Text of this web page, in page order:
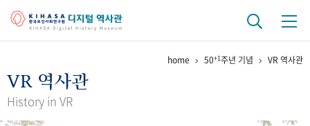
걸어온 길 기관 변천사
home 50+1주년 기념 VR 역사관
VR 역사관
History in VR